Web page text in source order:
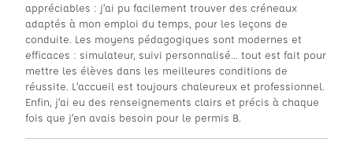
appréciables : j’ai pu facilement trouver des créneaux
adaptés à mon emploi du temps, pour les leçons de
conduite. Les moyens pédagogiques sont modernes et
efficaces : simulateur, suivi personnalisé… tout est fait pour
mettre les élèves dans les meilleures conditions de
réussite. L’accueil est toujours chaleureux et professionnel.
Enfin, j’ai eu des renseignements clairs et précis à chaque
fois que j’en avais besoin pour le permis B.